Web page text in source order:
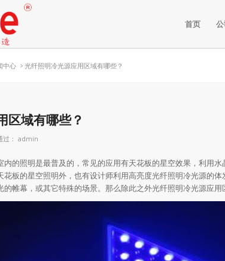
首页
中心 > 光纤照明冷光源应用区域有哪些？
区域有哪些？
过： admin
的照明是最普及的，常见的应用有天花板的星空效果，利用
板的星空照明外，也有设计师利用高亮度光纤照明冷光源的
帷幕，或其它特殊的场景。那么除此之外光纤照明冷光源应用